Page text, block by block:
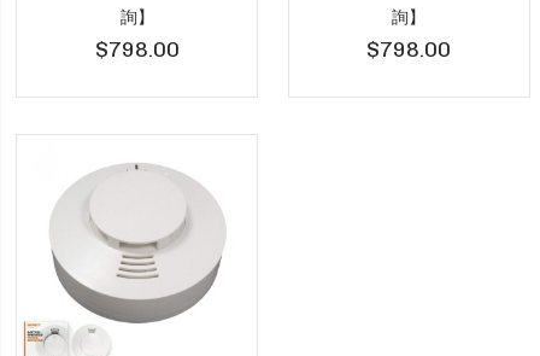
詢】
$798.00
詢】
$798.00